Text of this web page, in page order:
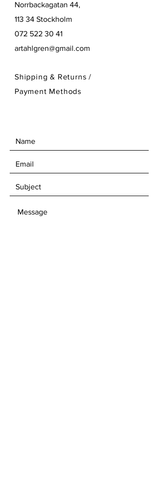
Norrbackagatan 44,
113 34 Stockholm
072 522 30 41
artahlgren@gmail.com
Shipping & Returns /
Payment Methods